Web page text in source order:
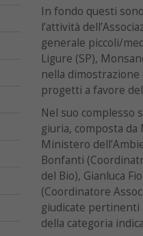
In fondo questi
l’attività
generale piccoli/
Ligure (SP),
nella
progetti a favore
Nel suo complesso
giuria, composta
Ministero
Bonfanti
del Bio), Gianluca
(Coordinatore
giudicate pertinenti
della categoria